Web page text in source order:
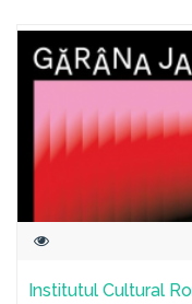
Institutul Cultural